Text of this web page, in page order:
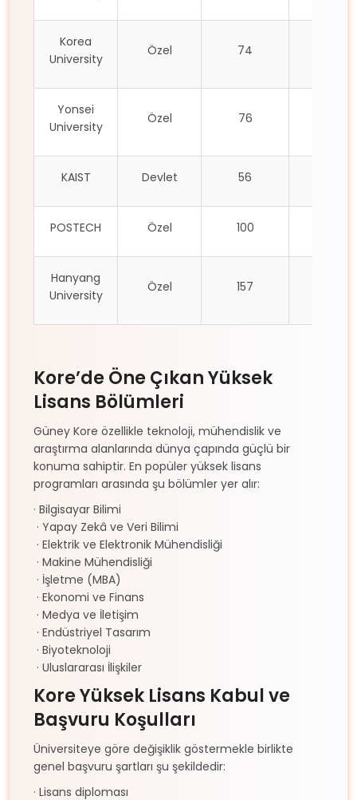
Korea
University
Özel 74
Yonsei
University
Özel 76
KAIST Devlet 56
POSTECH Özel 100
Hanyang
University
Özel 157
Kore’de Öne Çıkan Yüksek
Lisans Bölümleri
Güney Kore özellikle teknoloji, mühendislik ve
araştırma alanlarında dünya çapında güçlü bir
konuma sahiptir. En popüler yüksek lisans
programları arasında şu bölümler yer alır:
· Bilgisayar Bilimi
· Yapay Zekâ ve Veri Bilimi
· Elektrik ve Elektronik Mühendisliği
· Makine Mühendisliği
· İşletme (MBA)
· Ekonomi ve Finans
· Medya ve İletişim
· Endüstriyel Tasarım
· Biyoteknoloji
· Uluslararası İlişkiler
Kore Yüksek Lisans Kabul ve
Başvuru Koşulları
Üniversiteye göre değişiklik göstermekle birlikte
genel başvuru şartları şu şekildedir:
· Lisans diploması